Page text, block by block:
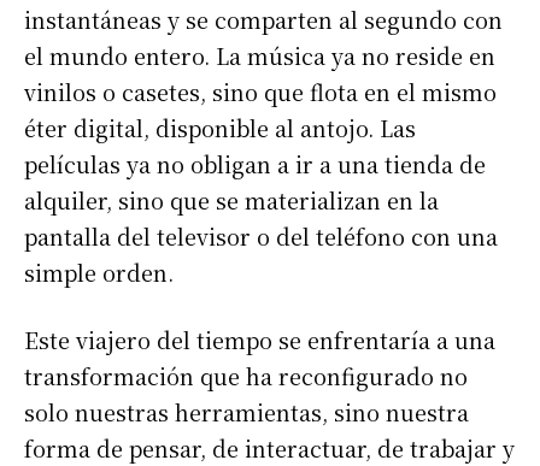
instantáneas y se comparten al segundo con
el mundo entero. La música ya no reside en
vinilos o casetes, sino que flota en el mismo
éter digital, disponible al antojo. Las
películas ya no obligan a ir a una tienda de
alquiler, sino que se materializan en la
pantalla del televisor o del teléfono con una
simple orden.
Este viajero del tiempo se enfrentaría a una
transformación que ha reconfigurado no
solo nuestras herramientas, sino nuestra
forma de pensar, de interactuar, de trabajar y